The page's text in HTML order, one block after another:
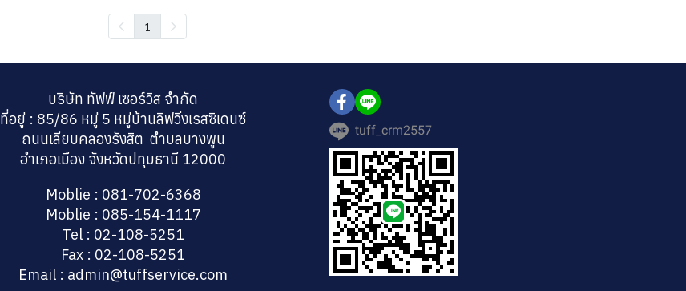
1
บริษัท ทัฟฟ์ เซอร์วิส จำกัด
ที่อยู่ : 85/86 หมู่ 5 หมู่บ้านลิฟวิ่งเรสซิเดนซ์
ถนนเลียบคลองรังสิต ตำบลบางพูน
อำเภอเมือง จังหวัดปทุมธานี 12000
Moblie : 081-702-6368
Moblie : 085-154-1117
Tel : 02-108-5251
Fax : 02-108-5251
Email : admin@tuffservice.com
tuff_crm2557